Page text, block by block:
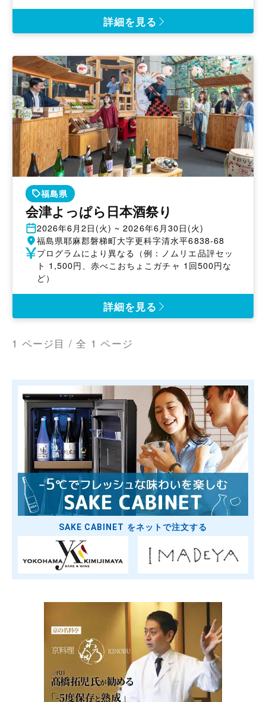
詳細を見る
福島県
会津よっぱら日本酒祭り
開
催
日
2026年6月2日(火) ~ 2026年6月30日(火)
開
催
福島県耶麻郡磐梯町大字更科字清水平6838-68
参 プログラムにより異なる（例：ノムリエ品評セッ
ト 1,500円、赤べこおちょこガチャ 1回500円な
ど）
詳細を見る
1 ページ目 / 全 1 ページ
SAKE CABINET をネットで注文する